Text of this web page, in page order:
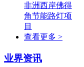
非洲西岸佛得
角节能路灯项
目
查看更多 >
业界资讯